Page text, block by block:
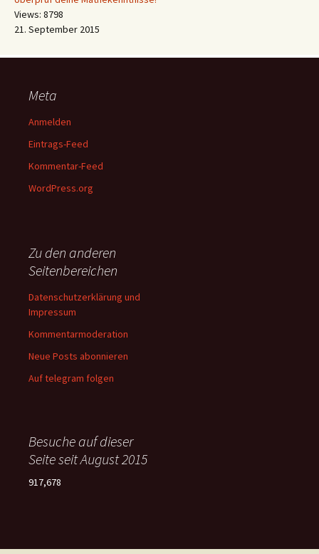
Views: 8798
21. September 2015
Meta
Anmelden
Eintrags-Feed
Kommentar-Feed
WordPress.org
Zu den anderen
Seitenbereichen
Datenschutzerklärung und
Impressum
Kommentarmoderation
Neue Posts abonnieren
Auf telegram folgen
Besuche auf dieser
Seite seit August 2015
917,678